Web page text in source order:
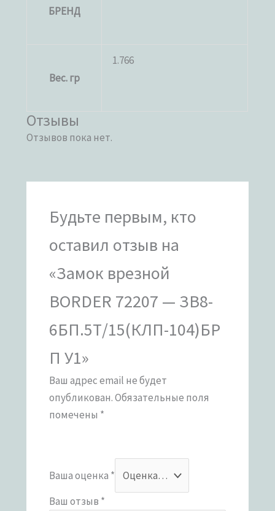
БРЕНД
Вес. гр
1.766
Отзывы
Отзывов пока нет.
Будьте первым, кто
оставил отзыв на
«Замок врезной
BORDER 72207 — ЗВ8-
6БП.5Т/15(КЛП-104)БР
П У1»
Ваш адрес email не будет
опубликован.Обязательные поля
помечены *
Ваша оценка *
Ваш отзыв *